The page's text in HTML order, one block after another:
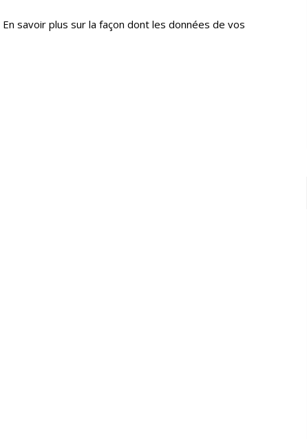
En savoir plus sur la façon dont les données de vos